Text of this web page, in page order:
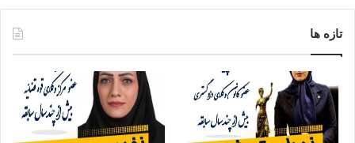
تازه ها